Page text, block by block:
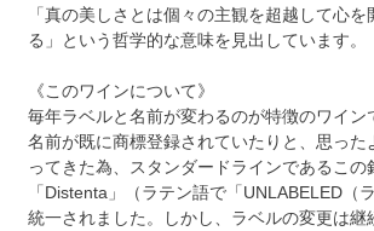
「真の美しさとは個々の主観を超越して心
る」という哲学的な意味を見出しています。
《このワインについて》
毎年ラベルと名前が変わるのが特徴のワイン
名前が既に商標登録されていたりと、思った
ってきた為、スタンダードラインであるこの
「Distenta」（ラテン語で「UNLABELED（
統一されました。しかし、ラベルの変更は継